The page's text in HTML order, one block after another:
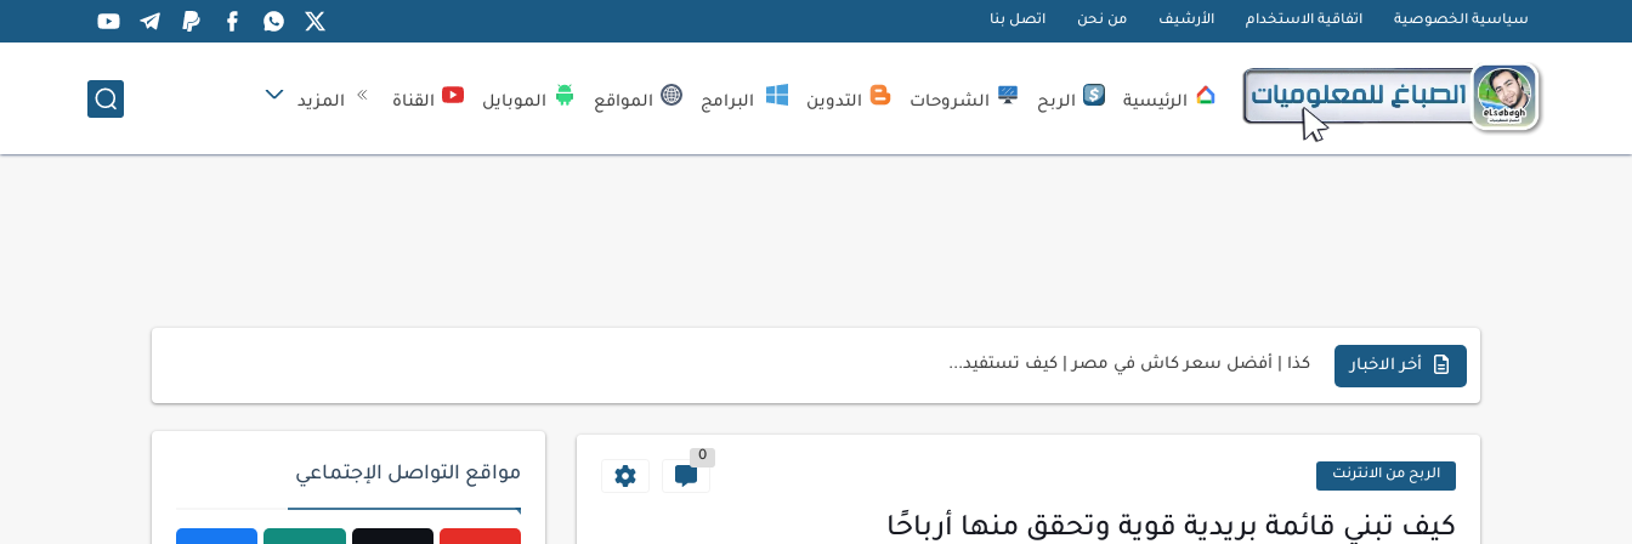
سياسية الخصوصية اتفاقية الاستخدام الأرشيف من نحن اتصل بنا
الرئيسية الربح الشروحات التدوين البرامج المواقع الموبايل القناة المزيد
أخر الاخبار أفضل طرق الربح من التدوين للمبتدئين
أسرار اختيار لوحة مفاتيح تناسب عملك اليومي
الربح من الانترنت
0
كيف تبني قائمة بريدية قوية وتحقق منها أرباحًا
مواقع التواصل الإجتماعي